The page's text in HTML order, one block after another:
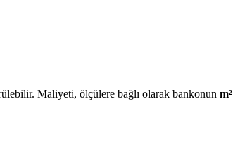
Maliyeti, ölçülere bağlı olarak bankonun m²